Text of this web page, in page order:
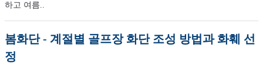
하고 여름..
봄화단 - 계절별 골프장 화단 조성 방법과 화훼 선
정